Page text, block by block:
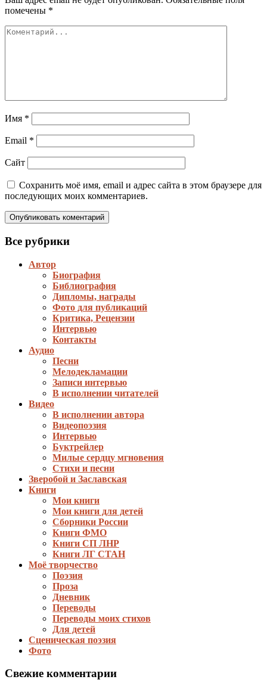
помечены *
Имя *
Email *
Сайт
Сохранить моё имя, email и адрес сайта в этом браузере для
последующих моих комментариев.
Все рубрики
Автор
Биография
Библиография
Дипломы, награды
Фото для публикаций
Критика, Рецензии
Интервью
Контакты
Аудио
Песни
Мелодекламации
Записи интервью
В исполнении читателей
Видео
В исполнении автора
Видеопоэзия
Интервью
Буктрейлер
Милые сердцу мгновения
Стихи и песни
Зверобой и Заславская
Книги
Мои книги
Мои книги для детей
Сборники России
Книги ФМО
Книги СП ЛНР
Книги ЛГ СТАН
Моё творчество
Поэзия
Проза
Дневник
Переводы
Переводы моих стихов
Для детей
Сценическая поэзия
Фото
Свежие комментарии